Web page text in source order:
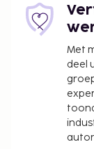
overheid
of
contante
het
Neem
Een
Met
deel